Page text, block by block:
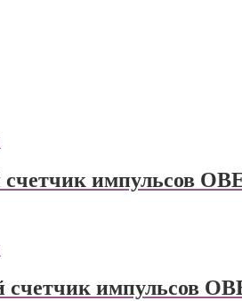
импульсов
импульсов